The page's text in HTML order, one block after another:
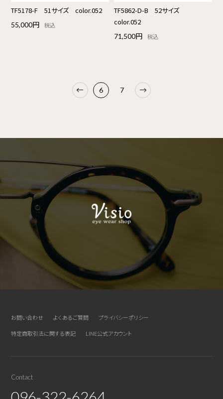
TF5178-F 51サイズ color.052
55,000円 税込
TF5862-D-B 52サイズ
color.052
71,500円 税込
6 7
お問い合わせ よくあるご質問
プライバシーポリシー
特定商取引法に関する表記
LINE公式アカウント
Contact